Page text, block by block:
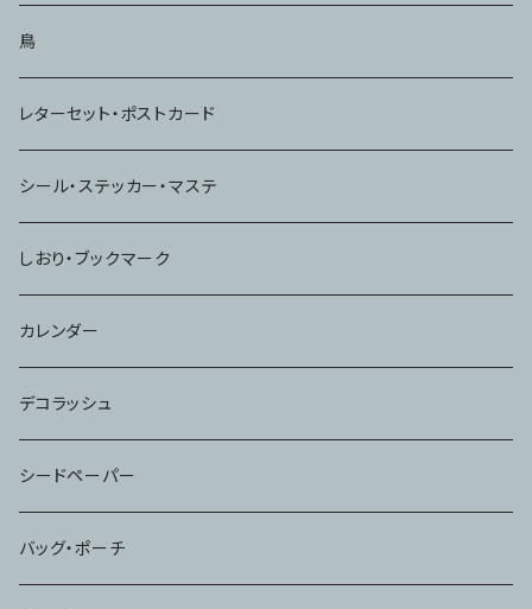
ハンコ・スタンプ
ノート
鳥
レターセット・ポストカード
シール・ステッカー・マステ
しおり・ブックマーク
カレンダー
デコラッシュ
シードペーパー
バッグ・ポーチ